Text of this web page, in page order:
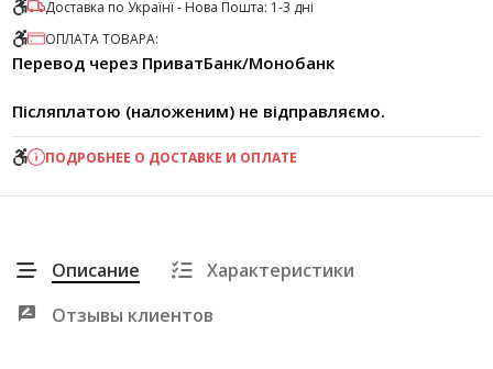
Доставка по Українї - Нова Пошта: 1-3 дні
ОПЛАТА ТОВАРА:
Перевод через ПриватБанк/Монобанк
Післяплатою (наложеним) не відправляємо.
ПОДРОБНЕЕ О ДОСТАВКЕ И ОПЛАТЕ
Описание
Характеристики
Отзывы клиентов